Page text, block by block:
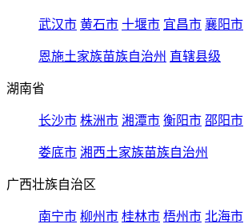
武汉市 黄石市 十堰市 宜昌市 襄阳市
恩施土家族苗族自治州 直辖县级
湖南省
长沙市 株洲市 湘潭市 衡阳市 邵阳市
娄底市 湘西土家族苗族自治州
广西壮族自治区
南宁市 柳州市 桂林市 梧州市 北海市